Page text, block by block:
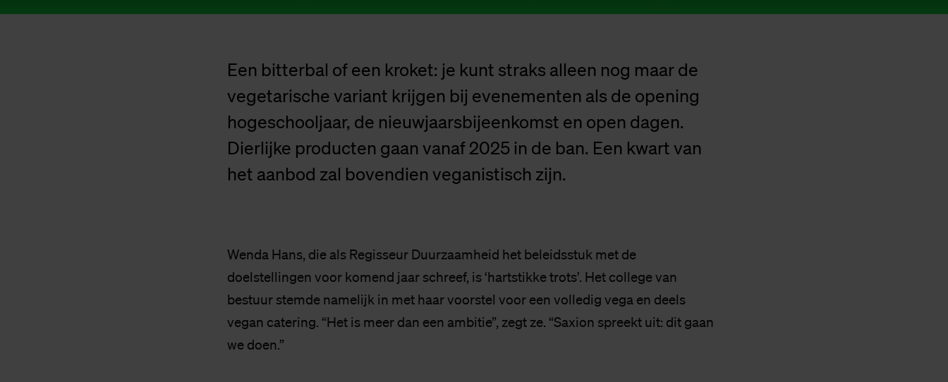
Een bitterbal of een kroket: je kunt straks alleen nog maar de
vegetarische variant krijgen bij evenementen als de opening
hogeschooljaar, de nieuwjaarsbijeenkomst en open dagen.
Dierlijke producten gaan vanaf 2025 in de ban. Een kwart van
het aanbod zal bovendien veganistisch zijn.
Wenda Hans, die als Regisseur Duurzaamheid het beleidsstuk met de
doelstellingen voor komend jaar schreef, is ‘hartstikke trots’. Het college van
bestuur stemde namelijk in met haar voorstel voor een volledig vega en deels
vegan catering. “Het is meer dan een ambitie”, zegt ze. “Saxion spreekt uit: dit gaan
we doen.”